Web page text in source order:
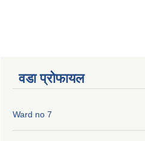
वडा प्रोफायल
Ward no 7